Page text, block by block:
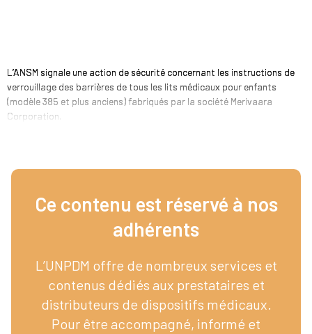
L’ANSM signale une action de sécurité concernant les instructions de
verrouillage des barrières de tous les lits médicaux pour enfants
(modèle 385 et plus anciens) fabriqués par la société Merivaara
Corporation.
Ce contenu est réservé à nos
adhérents​
L’UNPDM offre de nombreux services et
contenus dédiés aux prestataires et
distributeurs de dispositifs médicaux.
Pour être accompagné, informé et